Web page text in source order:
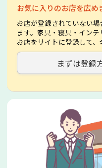
お気に入りのお店を広め
お店が登録されていない
ます。家具・寝具・インテ
お店をサイトに登録して、
まずは登録